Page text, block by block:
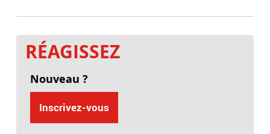
RÉAGISSEZ
Nouveau ?
Inscrivez-vous